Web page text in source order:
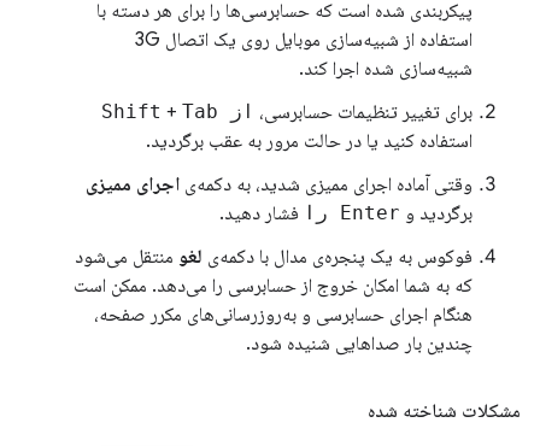
پیکربندی شده است که حسابرسی‌ها را برای هر دسته با
استفاده از شبیه‌سازی موبایل روی یک اتصال 3G
شبیه‌سازی شده اجرا کند.
برای تغییر تنظیمات حسابرسی، از Shift + Tab
استفاده کنید یا در حالت مرور به عقب برگردید.
وقتی آماده اجرای ممیزی شدید، به دکمه‌ی اجرای ممیزی
برگردید و Enter را
فشار دهید.
فوکوس به یک پنجره‌ی مدال با دکمه‌ی لغو منتقل می‌شود
که به شما امکان خروج از حسابرسی را می‌دهد. ممکن است
هنگام اجرای حسابرسی و به‌روزرسانی‌های مکرر صفحه،
چندین بار صداهایی شنیده شود.
مشکلات شناخته شده